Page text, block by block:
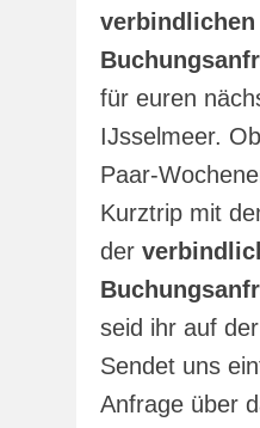
verbindlichen
für euren
IJsselmeer.
Paar-
Kurztrip mit
der
seid ihr auf
Sendet uns
Anfrage über